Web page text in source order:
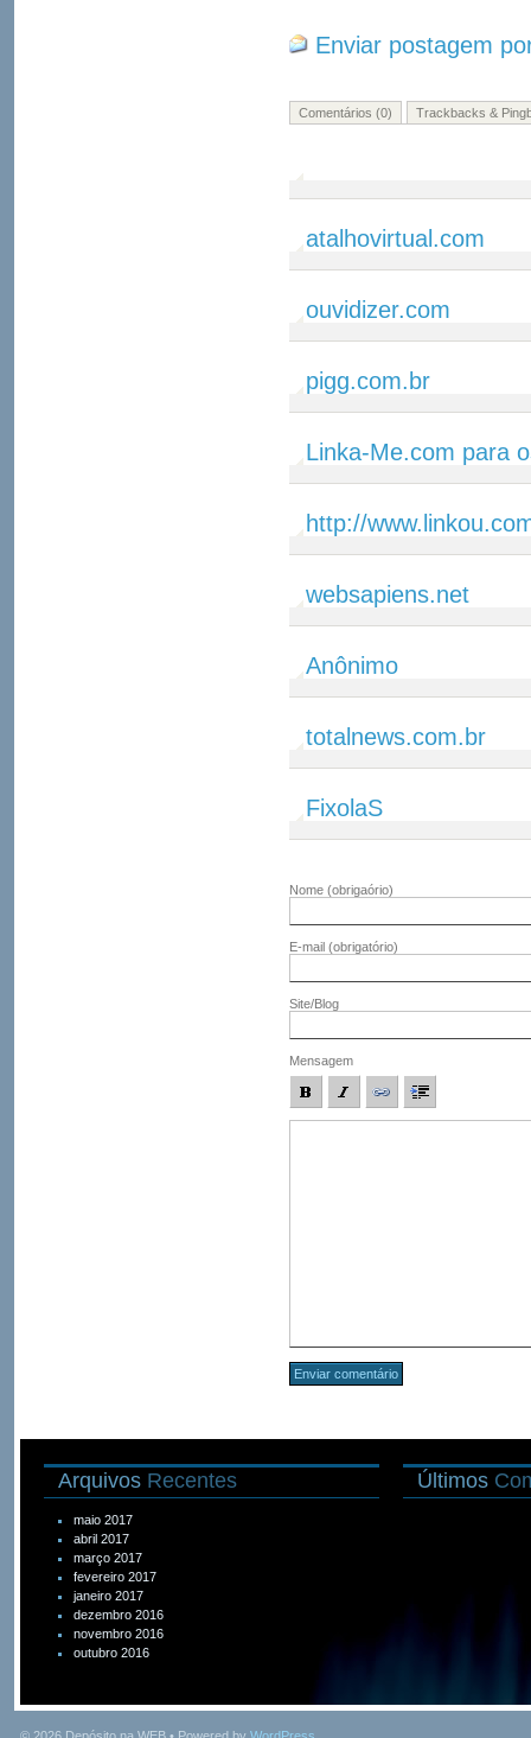
Enviar postagem
Comentários (0) Trackbacks &
atalhovirtual.com
ouvidizer.com
pigg.com.br
Linka-Me.com para
http://
websapiens.net
Anônimo
totalnews.com.br
FixolaS
Nome (obrigaório)
E-mail (obrigatório)
Site/Blog
Mensagem
Arquivos Recentes
maio 2017
abril 2017
março 2017
fevereiro 2017
janeiro 2017
dezembro 2016
novembro 2016
outubro 2016
Últimos